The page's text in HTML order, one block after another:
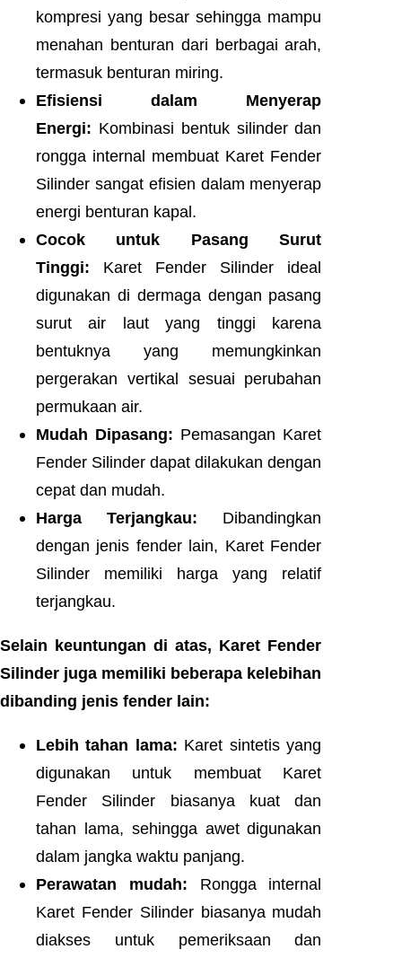
kompresi yang besar sehingga mampu
menahan benturan dari berbagai arah,
termasuk benturan miring.
Efisiensi dalam Menyerap
Energi: Kombinasi bentuk silinder dan
rongga internal membuat Karet Fender
Silinder sangat efisien dalam menyerap
energi benturan kapal.
Cocok untuk Pasang Surut
Tinggi: Karet Fender Silinder ideal
digunakan di dermaga dengan pasang
surut air laut yang tinggi karena
bentuknya yang memungkinkan
pergerakan vertikal sesuai perubahan
permukaan air.
Mudah Dipasang: Pemasangan Karet
Fender Silinder dapat dilakukan dengan
cepat dan mudah.
Harga Terjangkau: Dibandingkan
dengan jenis fender lain, Karet Fender
Silinder memiliki harga yang relatif
terjangkau.
Selain keuntungan di atas, Karet Fender
Silinder juga memiliki beberapa kelebihan
dibanding jenis fender lain:
Lebih tahan lama: Karet sintetis yang
digunakan untuk membuat Karet
Fender Silinder biasanya kuat dan
tahan lama, sehingga awet digunakan
dalam jangka waktu panjang.
Perawatan mudah: Rongga internal
Karet Fender Silinder biasanya mudah
diakses untuk pemeriksaan dan